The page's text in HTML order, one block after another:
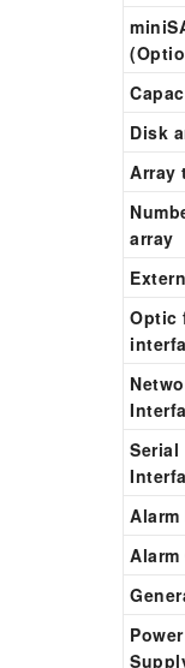
Disk
Array
array
Optic
Serial
Alarm
Alarm
Power